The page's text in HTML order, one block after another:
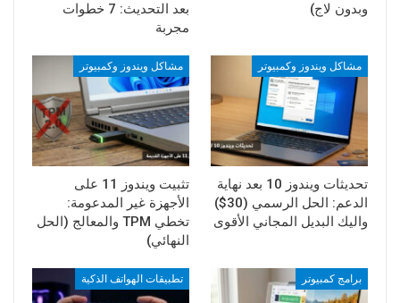
وبدون لاج)
بعد التحديث: 7 خطوات
مجربة
مشاكل ويندوز وكمبيوتر
تحديثات ويندوز 10 بعد نهاية
الدعم: الحل الرسمي (30$)
واليك البديل المجاني الأقوى
مشاكل ويندوز وكمبيوتر
تثبيت ويندوز 11 على
الأجهزة غير المدعومة:
تخطي TPM والمعالج (الحل
النهائي)
برامج كمبيوتر تطبيقات الهواتف الذكية